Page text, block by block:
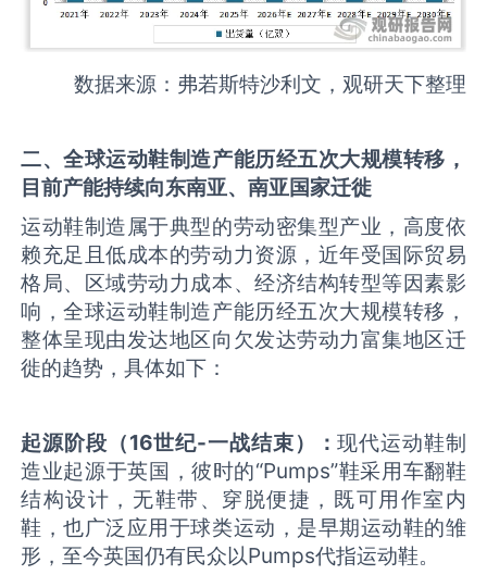
数据来源：弗若斯特沙利文，观研天下整理
二、全球运动鞋制造产能历经五次大规模转移，
目前产能持续向东南亚、南亚国家迁徙
运动鞋制造属于典型的劳动密集型产业，高度依
赖充足且低成本的劳动力资源，近年受国际贸易
格局、区域劳动力成本、经济结构转型等因素影
响，全球运动鞋制造产能历经五次大规模转移，
整体呈现由发达地区向欠发达劳动力富集地区迁
徙的趋势，具体如下：
起源阶段（16世纪-一战结束） ：现代运动鞋制
造业起源于英国，彼时的“Pumps”鞋采用车翻鞋
结构设计，无鞋带、穿脱便捷，既可用作室内
鞋，也广泛应用于球类运动，是早期运动鞋的雏
形，至今英国仍有民众以Pumps代指运动鞋。